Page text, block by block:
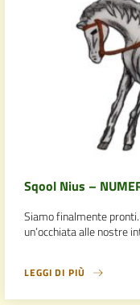
Sqool Nius –
Siamo finalmente
un’occhiata alle nostre
LEGGI DI PIÙ